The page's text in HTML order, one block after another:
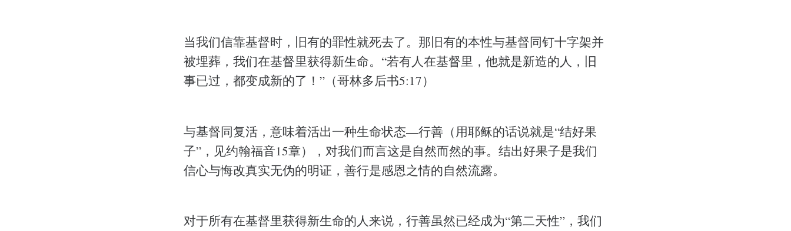
当我们信靠基督时，旧有的罪性就死去了。那旧有的本性与基督同钉十字架并
被埋葬，我们在基督里获得新生命。“若有人在基督里，他就是新造的人，旧
事已过，都变成新的了！”（哥林多后书5:17）
与基督同复活，意味着活出一种生命状态—行善（用耶稣的话说就是“结好果
子”，见约翰福音15章），对我们而言这是自然而然的事。结出好果子是我们
信心与悔改真实无伪的明证，善行是感恩之情的自然流露。
对于所有在基督里获得新生命的人来说，行善虽然已经成为“第二天性”，我们